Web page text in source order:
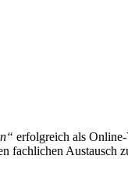
erfolgreich als
Austausch